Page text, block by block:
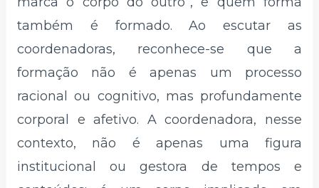
também é formado. Ao escutar as
coordenadoras, reconhece-se que a
formação não é apenas um processo
racional ou cognitivo, mas profundamente
corporal e afetivo. A coordenadora, nesse
contexto, não é apenas uma figura
institucional ou gestora de tempos e